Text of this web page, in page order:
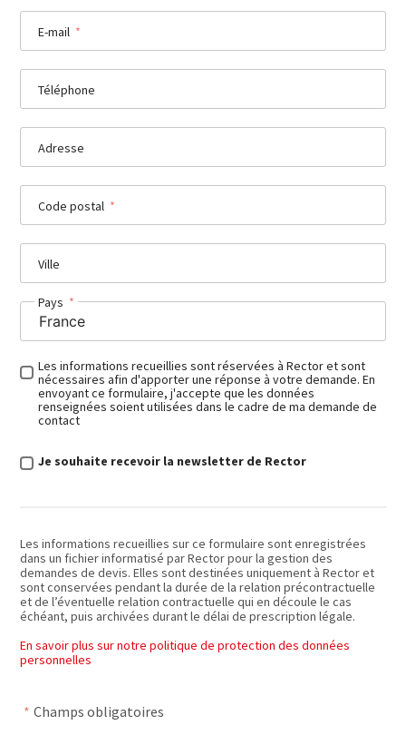
E-mail
Téléphone
Adresse
Code postal
Ville
Pays
Les informations recueillies sont réservées à Rector et sont
nécessaires afin d'apporter une réponse à votre demande. En
envoyant ce formulaire, j'accepte que les données
renseignées soient utilisées dans le cadre de ma demande de
contact
Je souhaite recevoir la newsletter de Rector
Les informations recueillies sur ce formulaire sont enregistrées
dans un fichier informatisé par Rector pour la gestion des
demandes de devis. Elles sont destinées uniquement à Rector et
sont conservées pendant la durée de la relation précontractuelle
et de l’éventuelle relation contractuelle qui en découle le cas
échéant, puis archivées durant le délai de prescription légale.
En savoir plus sur notre politique de protection des données
personnelles
* Champs obligatoires